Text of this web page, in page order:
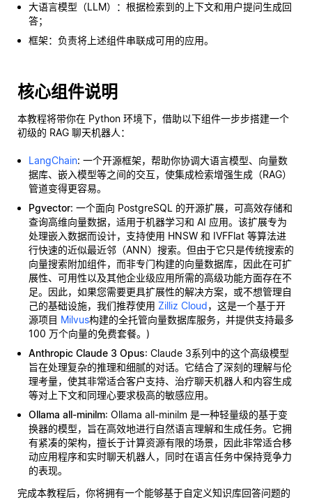
大语言模型（LLM）：根据检索到的上下文和用户提问生成回
答；
框架：负责将上述组件串联成可用的应用。
核心组件说明
本教程将带你在 Python 环境下，借助以下组件一步步搭建一个
初级的 RAG 聊天机器人：
LangChain: 一个开源框架，帮助你协调大语言模型、向量数
据库、嵌入模型等之间的交互，使集成检索增强生成（RAG）
管道变得更容易。
Pgvector: 一个面向 PostgreSQL 的开源扩展，可高效存储和
查询高维向量数据，适用于机器学习和 AI 应用。该扩展专为
处理嵌入数据而设计，支持使用 HNSW 和 IVFFlat 等算法进
行快速的近似最近邻（ANN）搜索。但由于它只是传统搜索的
向量搜索附加组件，而非专门构建的向量数据库，因此在可扩
展性、可用性以及其他企业级应用所需的高级功能方面存在不
足。因此，如果您需要更具扩展性的解决方案，或不想管理自
己的基础设施，我们推荐使用 Zilliz Cloud，这是一个基于开
源项目 Milvus构建的全托管向量数据库服务，并提供支持最多
100 万个向量的免费套餐。)
Anthropic Claude 3 Opus: Claude 3系列中的这个高级模型
旨在处理复杂的推理和细腻的对话。它结合了深刻的理解与伦
理考量，使其非常适合客户支持、治疗聊天机器人和内容生成
等对上下文和同理心要求极高的敏感应用。
Ollama all-minilm: Ollama all-minilm 是一种轻量级的基于变
换器的模型，旨在高效地进行自然语言理解和生成任务。它拥
有紧凑的架构，擅长于计算资源有限的场景，因此非常适合移
动应用程序和实时聊天机器人，同时在语言任务中保持竞争力
的表现。
完成本教程后，你将拥有一个能够基于自定义知识库回答问题的